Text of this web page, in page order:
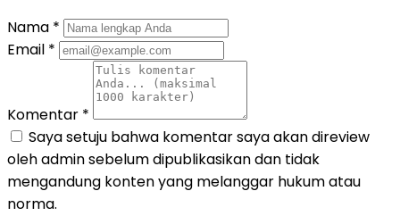
Nama *
Email *
Komentar *
Saya setuju bahwa komentar saya akan direview
oleh admin sebelum dipublikasikan dan tidak
mengandung konten yang melanggar hukum atau
norma.